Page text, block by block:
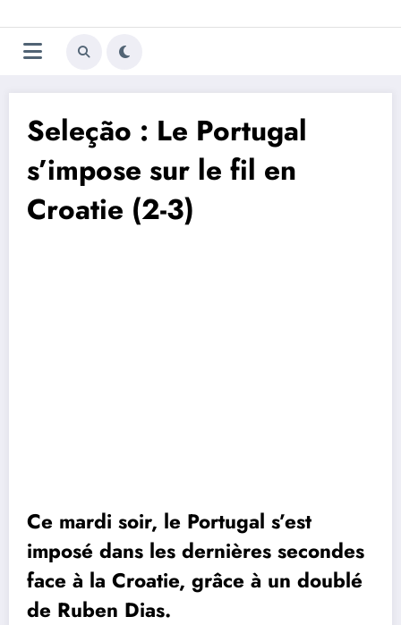
au
contenu
Trivela
L'actualité du football
Seleção : Le Portugal
s’impose sur le fil en
Croatie (2-3)
Ce mardi soir, le Portugal s’est
imposé dans les dernières secondes
face à la Croatie, grâce à un doublé
de Ruben Dias.